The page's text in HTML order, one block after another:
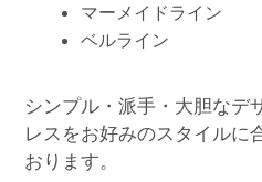
マーメイドライン
ベルライン
シンプル・派手・大胆なデ
レスをお好みのスタイルに
おります。